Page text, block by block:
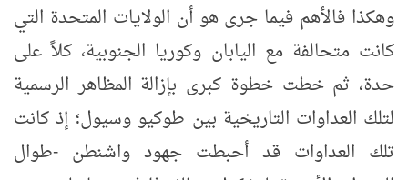
وهكذا فالأهم فيما جرى هو أن الولايات المتحدة التي
كانت متحالفة مع اليابان وكوريا الجنوبية، كلاً على
حدة، ثم خطت خطوة كبرى بإزالة المظاهر الرسمية
لتلك العداوات التاريخية بين طوكيو وسيول؛ إذ كانت
تلك العداوات قد أحبطت جهود واشنطن -طوال